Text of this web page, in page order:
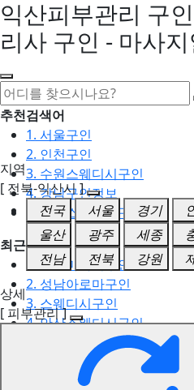
익산피부관리 구
리사 구인 - 마사
추천검색어
1. 서울구인
2. 인천구인
3. 수원스웨디시구인
4. 강남구인정보
5. 동탄스웨디시구인
최근검색어
1. 일산마사지구인
2. 성남아로마구인
3. 스웨디시구인
4. 안산스웨디시구인
5. 아로마구인
지역
[ 전북-익산시 ]
전국
서울 경기
울산
광주 세종
전남
전북 강원
상세
[ 피부관리 ]